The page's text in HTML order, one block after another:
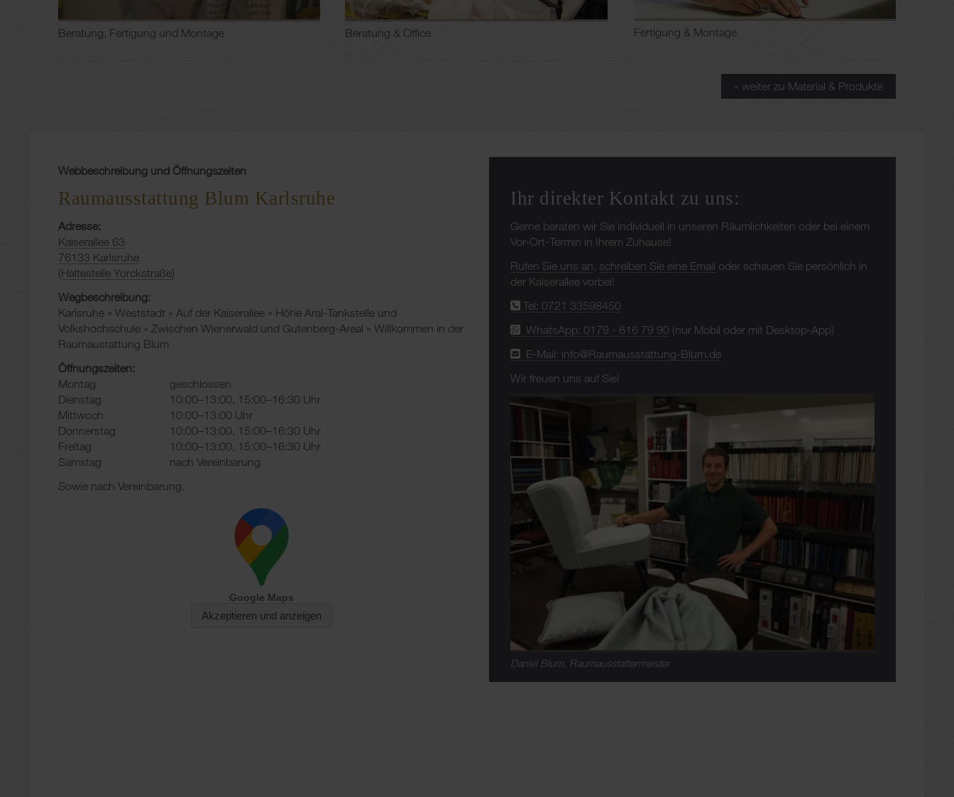
Beratung, Fertigung und Montage Beratung & Office Fertigung & Montage
» weiter zu Material & Produkte
Webbeschreibung und Öffnungszeiten
Raumausstattung Blum Karlsruhe
Adresse:
Kaiserallee 63
76133 Karlsruhe
(Haltestelle Yorckstraße)
Wegbeschreibung:
Karlsruhe » Weststadt » Auf der Kaiserallee » Höhe Aral-Tankstelle und
Volkshochschule » Zwischen Wienerwald und Gutenberg-Areal » Willkommen in der
Raumaustattung Blum
Öffnungszeiten:
Montag
geschlossen
Dienstag
10:00–13:00, 15:00–16:30 Uhr
Mittwoch
10:00–13:00 Uhr
Donnerstag
10:00–13:00, 15:00–16:30 Uhr
Freitag
10:00–13:00, 15:00–16:30 Uhr
Samstag
nach Vereinbarung
Sowie nach Vereinbarung.
Ihr direkter Kontakt zu uns:
Gerne beraten wir Sie individuell in unseren Räumlichkeiten oder bei einem
Vor-Ort-Termin in Ihrem Zuhause!
Rufen Sie uns an, schreiben Sie eine Email oder schauen Sie persönlich in
der Kaiserallee vorbei!
Tel: 0721 33598450
WhatsApp: 0179 - 616 79 90 (nur Mobil oder mit Desktop-App)
E-Mail: info@Raumausstattung-Blum.de
Wir freuen uns auf Sie!
Daniel Blum, Raumausstattermeister